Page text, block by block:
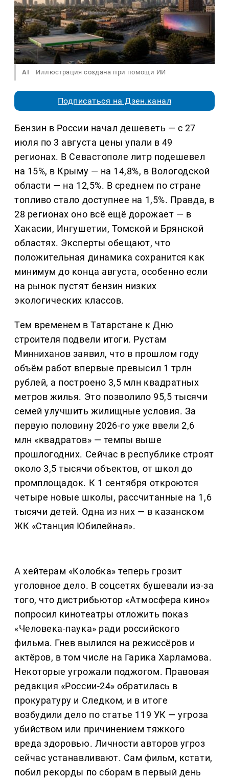
AI Иллюстрация создана при помощи ИИ
Подписаться на Дзен.канал
Бензин в России начал дешеветь — с 27
июля по 3 августа цены упали в 49
регионах. В Севастополе литр подешевел
на 15%, в Крыму — на 14,8%, в Вологодской
области — на 12,5%. В среднем по стране
топливо стало доступнее на 1,5%. Правда, в
28 регионах оно всё ещё дорожает — в
Хакасии, Ингушетии, Томской и Брянской
областях. Эксперты обещают, что
положительная динамика сохранится как
минимум до конца августа, особенно если
на рынок пустят бензин низких
экологических классов.
Тем временем в Татарстане к Дню
строителя подвели итоги. Рустам
Минниханов заявил, что в прошлом году
объём работ впервые превысил 1 трлн
рублей, а построено 3,5 млн квадратных
метров жилья. Это позволило 95,5 тысячи
семей улучшить жилищные условия. За
первую половину 2026-го уже ввели 2,6
млн «квадратов» — темпы выше
прошлогодних. Сейчас в республике строят
около 3,5 тысячи объектов, от школ до
промплощадок. К 1 сентября откроются
четыре новые школы, рассчитанные на 1,6
тысячи детей. Одна из них — в казанском
ЖК «Станция Юбилейная».
А хейтерам «Колобка» теперь грозит
уголовное дело. В соцсетях бушевали из-за
того, что дистрибьютор «Атмосфера кино»
попросил кинотеатры отложить показ
«Человека-паука» ради российского
фильма. Гнев вылился на режиссёров и
актёров, в том числе на Гарика Харламова.
Некоторые угрожали поджогом. Правовая
редакция «России-24» обратилась в
прокуратуру и Следком, и в итоге
возбудили дело по статье 119 УК — угроза
убийством или причинением тяжкого
вреда здоровью. Личности авторов угроз
сейчас устанавливают. Сам фильм, кстати,
побил рекорды по сборам в первый день